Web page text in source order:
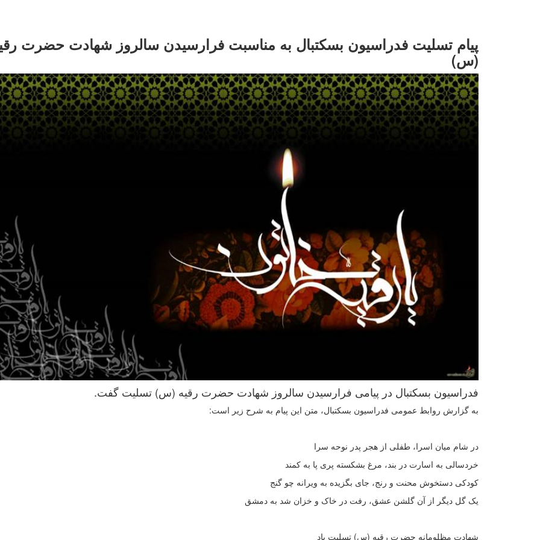
پیام تسلیت فدراسیون بسکتبال به مناسبت فرارسیدن سالروز شهادت حضرت
(س)
فدراسیون بسکتبال در پیامی فرارسیدن سالروز شهادت حضرت رقیه (س) تسلیت گفت.
به گزارش روابط عمومی فدراسیون بسکتبال، متن این پیام به شرح زیر است:
در شام میان اسرا، طفلى از هجر پدر نوحه سرا
خردسالى به اسارت در بند، مرغ بشکسته پرى پا به کمند
کودکى دستخوش محنت و رنج، جاى بگزیده به ویرانه چو گنج
یک گل دیگر از آن گلشن عشق، رفت در خاک و خزان شد به دمشق
شهادت مظلومانه حضرت رقیه (س) تسلیت باد